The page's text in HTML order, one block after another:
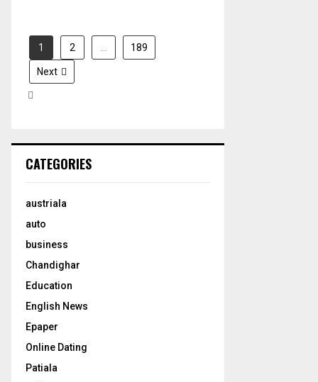
1 2 189
Next
CATEGORIES
austriala
auto
business
Chandighar
Education
English News
Epaper
Online Dating
Patiala